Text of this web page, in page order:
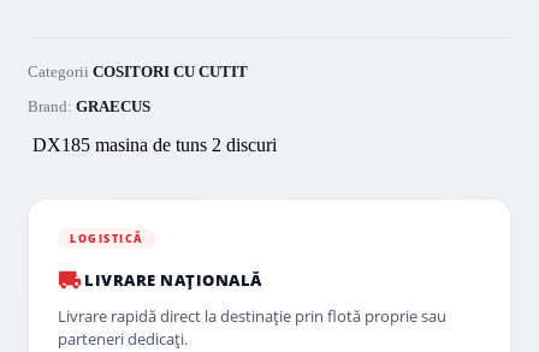
Categorii COSITORI CU CUTIT
Brand: GRAECUS
DX185 masina de tuns 2 discuri
LOGISTICĂ
LIVRARE NAȚIONALĂ
Livrare rapidă direct la destinație prin flotă proprie sau
parteneri dedicați.